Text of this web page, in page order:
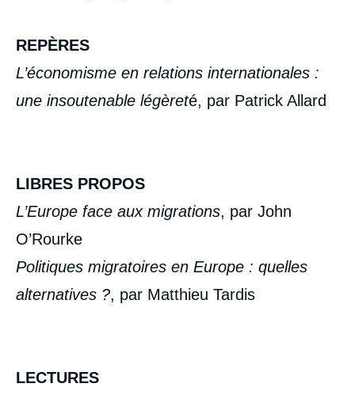
REPÈRES
L’économisme en relations internationales :
une insoutenable légèreté, par Patrick Allard
LIBRES PROPOS
L’Europe face aux migrations, par John
O’Rourke
Politiques migratoires en Europe : quelles
alternatives ?, par Matthieu Tardis
LECTURES
« Union européenne : l'illusion géopolitique
Ifri, 12 septembre 2023.